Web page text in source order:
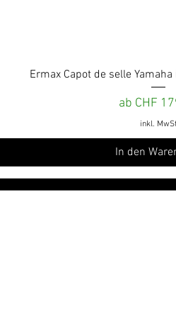
Ermax Capot de selle
ab CHF
Sale-Preis
inkl.
In den